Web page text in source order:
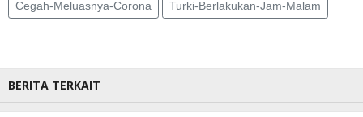
Cegah-Meluasnya-Corona Turki-Berlakukan-Jam-Malam
BERITA TERKAIT